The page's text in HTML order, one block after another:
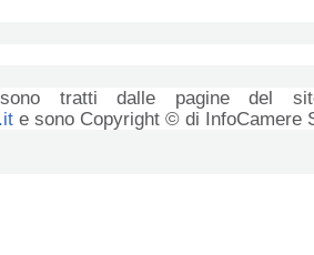
tratti dalle pagine del
e sono Copyright © di InfoCamere